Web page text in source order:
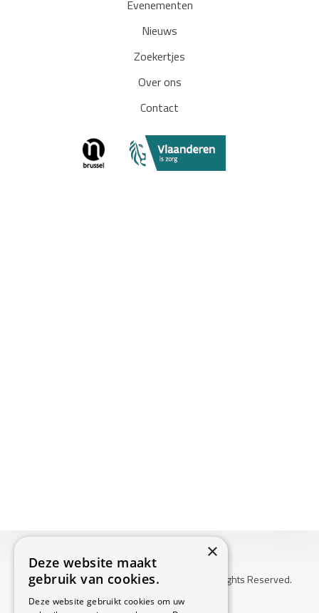
Evenementen
Nieuws
Zoekertjes
Over ons
Contact
Copyright © 2026 Huis Voor Gezondheid. All Rights Reserved.
Klachtenprocedure
×
Deze website maakt
gebruik van cookies.
Deze website gebruikt cookies om uw